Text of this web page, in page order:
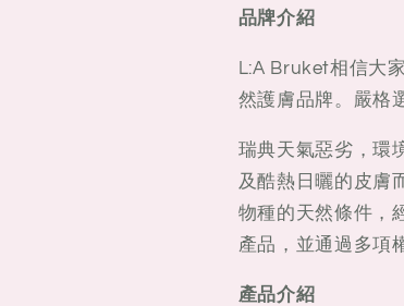
霜
品牌介紹
L:A Bruket相信大
然護膚品牌。嚴格
瑞典天氣惡劣，環
及酷熱日曬的皮膚
物種的天然條件，
產品，並通過多項
產品介紹